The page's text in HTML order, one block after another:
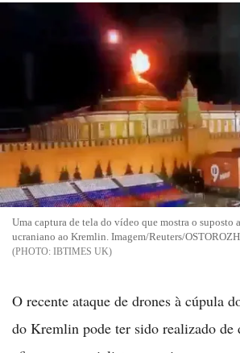
Uma captura de tela do vídeo que mostra o suposto
ucraniano ao Kremlin. Imagem/Reuters/
IBTIMES UK
O recente ataque de drones à cúpula
do Kremlin pode ter sido realizado de